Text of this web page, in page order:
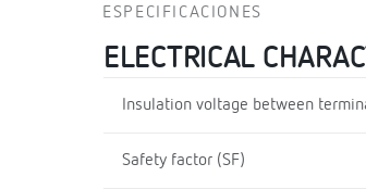
ESPECIFICACIONES
ELECTRICAL
Insulation voltage between
Safety factor (SF)